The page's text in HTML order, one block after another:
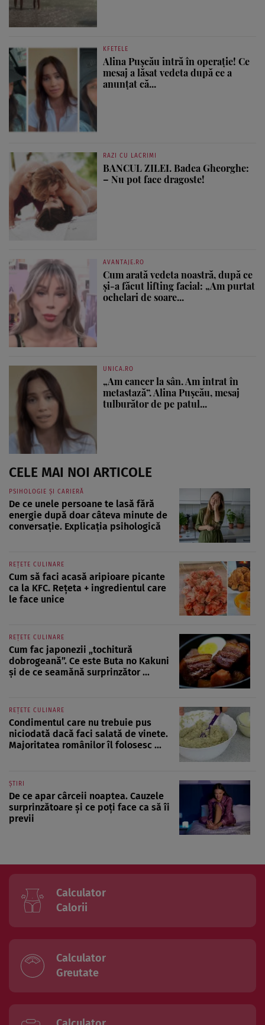
KFETELE
Alina Pușcău intră în operație! Ce
mesaj a lăsat vedeta după ce a
anunțat că...
RAZI CU LACRIMI
BANCUL ZILEI. Badea Gheorghe:
– Nu pot face dragoste!
AVANTAJE.RO
Cum arată vedeta noastră, după ce
și-a făcut lifting facial: „Am purtat
ochelari de soare...
UNICA.RO
„Am cancer la sân. Am intrat în
metastază”. Alina Pușcău, mesaj
tulburător de pe patul...
CELE MAI NOI ARTICOLE
PSIHOLOGIE ȘI CARIERĂ
De ce unele persoane te lasă fără
energie după doar câteva minute de
conversație. Explicația psihologică
REȚETE CULINARE
Cum să faci acasă aripioare picante
ca la KFC. Rețeta + ingredientul care
le face unice
REȚETE CULINARE
Cum fac japonezii „tochitură
dobrogeană”. Ce este Buta no Kakuni
și de ce seamănă surprinzător ...
REȚETE CULINARE
Condimentul care nu trebuie pus
niciodată dacă faci salată de vinete.
Majoritatea românilor îl folosesc ...
ȘTIRI
De ce apar cârceii noaptea. Cauzele
surprinzătoare și ce poți face ca să îi
previi
Calculator
Calorii
Calculator
Greutate